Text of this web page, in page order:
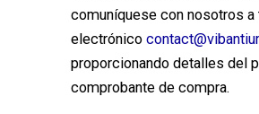
comuníquese con nosotros
electrónico
proporcionando detalles del
comprobante de compra.